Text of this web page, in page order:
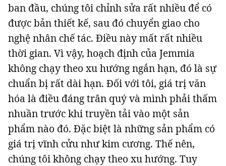
ban đầu, chúng tôi chỉnh sửa rất nhiều để có
được bản thiết kế, sau đó chuyển giao cho
nghệ nhân chế tác. Điều này mất rất nhiều
thời gian. Vì vậy, hoạch định của Jemmia
không chạy theo xu hướng ngắn hạn, đó là sự
chuẩn bị rất dài hạn. Đối với tôi, giá trị văn
hóa là điều đáng trân quý và mình phải thấm
nhuần trước khi truyền tải vào một sản
phẩm nào đó. Đặc biệt là những sản phẩm có
giá trị vĩnh cửu như kim cương. Thế nên,
chúng tôi không chạy theo xu hướng. Tuy